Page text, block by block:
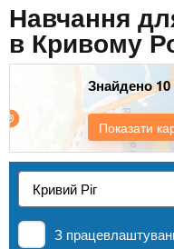
r
i
e
n
t
в
ч
а
ь
и
т
у
т
Навчання
в Кривому
Показати
Знайдено 10
З